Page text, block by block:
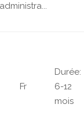
Fr
Durée:
6-12
mois